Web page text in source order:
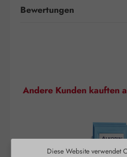
Bewertungen
Produktgalerie überspringen
Andere Kunden kauften
Diese Website verwendet